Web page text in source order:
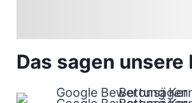
Das sagen unsere